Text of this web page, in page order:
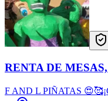
RENTA DE
F AND L PIÑATAS